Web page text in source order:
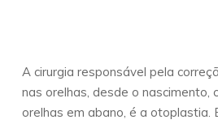
A cirurgia responsável pela
nas orelhas, desde o nascimento,
orelhas em abano, é a otoplastia.